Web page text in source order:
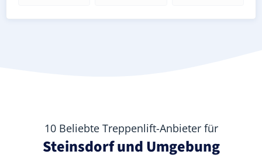
10 Beliebte Treppenlift-Anbieter für
Steinsdorf und Umgebung